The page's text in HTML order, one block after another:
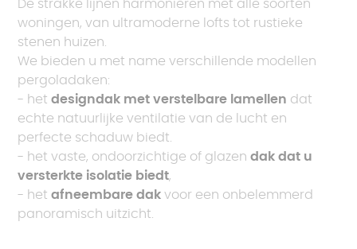
De strakke lijnen harmoniëren met alle soorten
woningen, van ultramoderne lofts tot rustieke
stenen huizen.
We bieden u met name verschillende modellen
pergoladaken:
- hetdesigndak met verstelbare lamellen dat
echte natuurlijke ventilatie van de lucht en
perfecte schaduw biedt.
- het vaste, ondoorzichtige of glazendak dat u
versterkte isolatie biedt,
- hetafneembare dak voor een onbelemmerd
panoramisch uitzicht.